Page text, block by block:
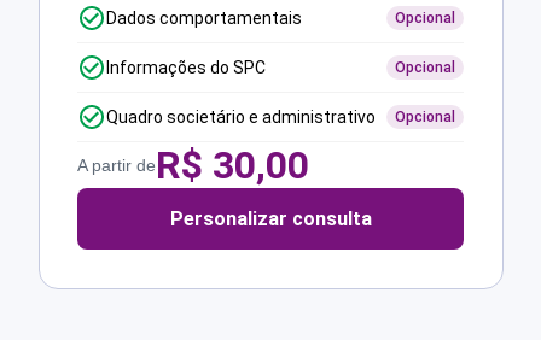
Dados comportamentais Opcional
Informações do SPC Opcional
Quadro societário e administrativo Opcional
A partir deR$ 30,00
Personalizar consulta